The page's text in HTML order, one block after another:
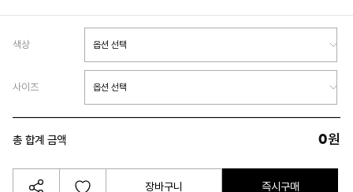
색상
사이즈
총 합계 금액 0원
장바구니 즉시구매